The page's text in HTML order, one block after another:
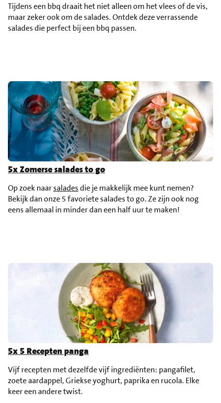
Tijdens een bbq draait het niet alleen om het vlees of de vis,
maar zeker ook om de salades. Ontdek deze verrassende
salades die perfect bij een bbq passen.
5x Zomerse salades to go
Op zoek naarsaladesdie je makkelijk mee kunt nemen?
Bekijk dan onze 5 favoriete salades to go. Ze zijn ook nog
eens allemaal in minder dan een half uur te maken!
5x 5 Recepten panga
Vijf recepten met dezelfde vijf ingrediënten: pangafilet,
zoete aardappel, Griekse yoghurt, paprika en rucola. Elke
keer een andere twist.